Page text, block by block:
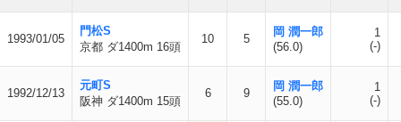
1993/01/05
門松S
京都 ダ1400m 16頭
10 5
岡 潤一郎
(56.0)
1
(-)
1992/12/13
元町S
阪神 ダ1400m 15頭
6 9
岡 潤一郎
(55.0)
1
(-)